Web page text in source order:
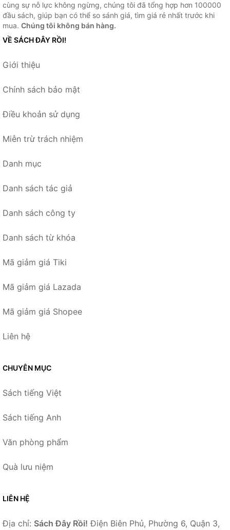
cùng sự nỗ lực không ngừng, chúng tôi đã tổng hợp hơn 100000
đầu sách, giúp bạn có thể so sánh giá, tìm giá rẻ nhất trước khi
mua. Chúng tôi không bán hàng.
VỀ SÁCH ĐÂY RỒI!
Giới thiệu
Chính sách bảo mật
Điều khoản sử dụng
Miễn trừ trách nhiệm
Danh mục
Danh sách tác giả
Danh sách công ty
Danh sách từ khóa
Mã giảm giá Tiki
Mã giảm giá Lazada
Mã giảm giá Shopee
Liên hệ
CHUYÊN MỤC
Sách tiếng Việt
Sách tiếng Anh
Văn phòng phẩm
Quà lưu niệm
LIÊN HỆ
Địa chỉ: Sách Đây Rồi! Điện Biên Phủ, Phường 6, Quận 3,